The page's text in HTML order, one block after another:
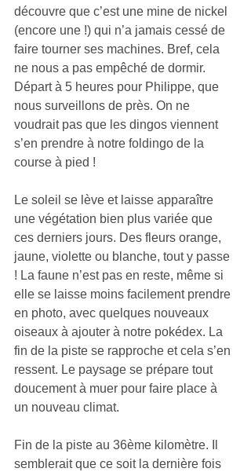
découvre que c’est une mine de nickel
(encore une !) qui n’a jamais cessé de
faire tourner ses machines. Bref, cela
ne nous a pas empêché de dormir.
Départ à 5 heures pour Philippe, que
nous surveillons de près. On ne
voudrait pas que les dingos viennent
s’en prendre à notre foldingo de la
course à pied !
Le soleil se lève et laisse apparaître
une végétation bien plus variée que
ces derniers jours. Des fleurs orange,
jaune, violette ou blanche, tout y passe
! La faune n’est pas en reste, même si
elle se laisse moins facilement prendre
en photo, avec quelques nouveaux
oiseaux à ajouter à notre pokédex. La
fin de la piste se rapproche et cela s’en
ressent. Le paysage se prépare tout
doucement à muer pour faire place à
un nouveau climat.
Fin de la piste au 36ème kilomètre. Il
semblerait que ce soit la dernière fois